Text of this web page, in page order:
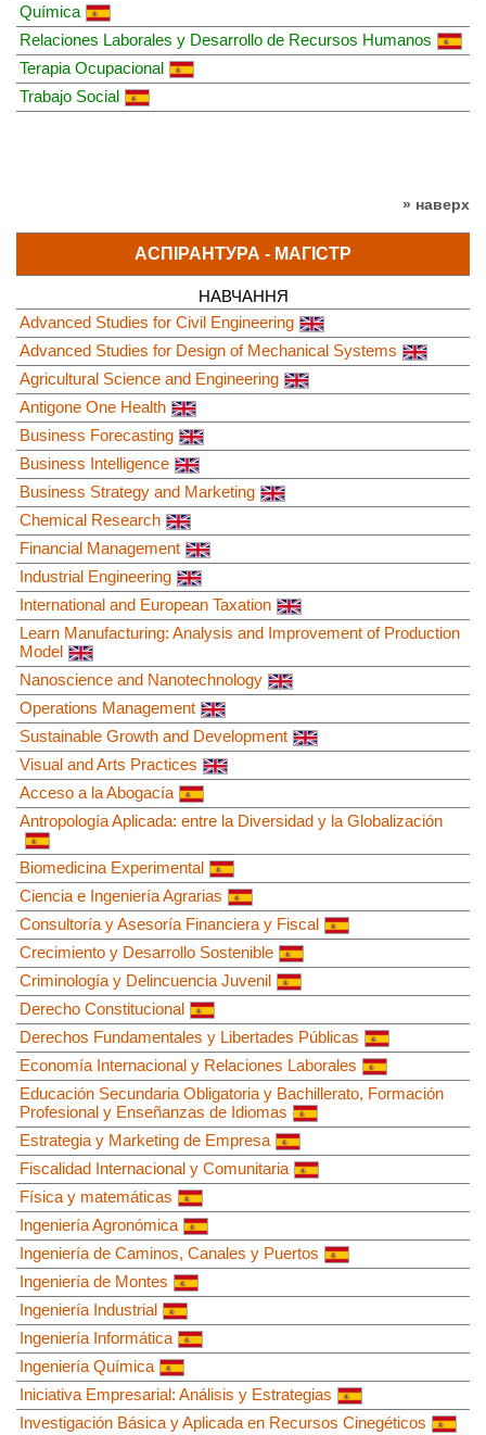
Química
Relaciones Laborales y Desarrollo de Recursos Humanos
Terapia Ocupacional
Trabajo Social
» наверх
АСПІРАНТУРА - МАГІСТР
НАВЧАННЯ
Advanced Studies for Civil Engineering
Advanced Studies for Design of Mechanical Systems
Agricultural Science and Engineering
Antigone One Health
Business Forecasting
Business Intelligence
Business Strategy and Marketing
Chemical Research
Financial Management
Industrial Engineering
International and European Taxation
Learn Manufacturing: Analysis and Improvement of Production
Model
Nanoscience and Nanotechnology
Operations Management
Sustainable Growth and Development
Visual and Arts Practices
Acceso a la Abogacía
Antropología Aplicada: entre la Diversidad y la Globalización
Biomedicina Experimental
Ciencia e Ingeniería Agrarias
Consultoría y Asesoría Financiera y Fiscal
Crecimiento y Desarrollo Sostenible
Criminología y Delincuencia Juvenil
Derecho Constitucional
Derechos Fundamentales y Libertades Públicas
Economía Internacional y Relaciones Laborales
Educación Secundaria Obligatoria y Bachillerato, Formación
Profesional y Enseñanzas de Idiomas
Estrategia y Marketing de Empresa
Fiscalidad Internacional y Comunitaria
Física y matemáticas
Ingeniería Agronómica
Ingeniería de Caminos, Canales y Puertos
Ingeniería de Montes
Ingeniería Industrial
Ingeniería Informática
Ingeniería Química
Iniciativa Empresarial: Análisis y Estrategias
Investigación Básica y Aplicada en Recursos Cinegéticos